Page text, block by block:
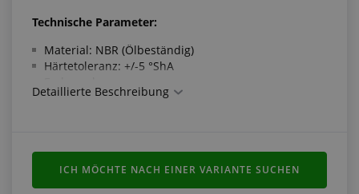
Technische Parameter:
Material: NBR (Ölbeständig)
Härtetoleranz: +/-5 °ShA
Arbeitstemperatur: -30 °C/+100 °C (mehr Details in
Erfüllt die Normen:
Abmessungen nach ISO 3302-1 E2
Detaillierte Beschreibung
ICH MÖCHTE NACH EINER VARIANTE SUCHEN